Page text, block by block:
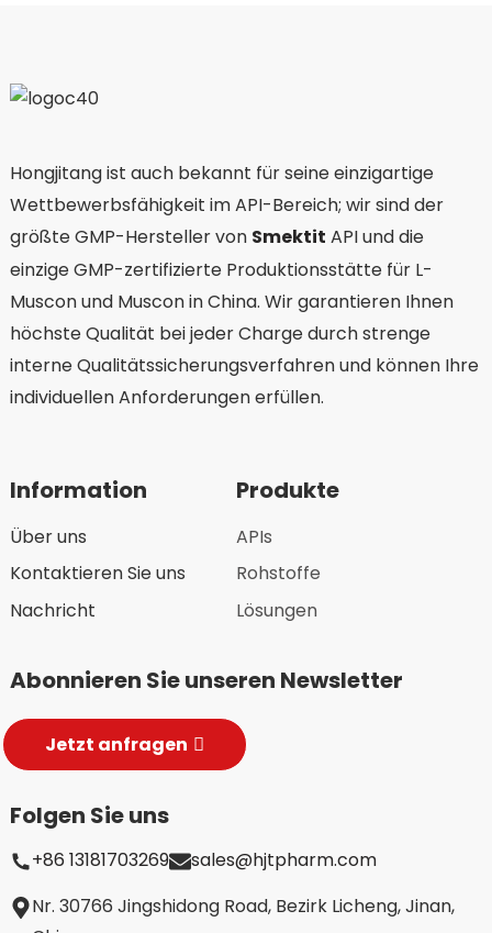
Hongjitang ist auch bekannt für seine einzigartige
Wettbewerbsfähigkeit im API-Bereich; wir sind der
größte GMP-Hersteller von Smektit API und die
einzige GMP-zertifizierte Produktionsstätte für L-
Muscon und Muscon in China. Wir garantieren Ihnen
höchste Qualität bei jeder Charge durch strenge
interne Qualitätssicherungsverfahren und können Ihre
individuellen Anforderungen erfüllen.
Information
Über uns
Kontaktieren Sie uns
Nachricht
Produkte
APIs
Rohstoffe
Lösungen
Abonnieren Sie unseren Newsletter
Jetzt anfragen
Folgen Sie uns
+86 13181703269
sales@hjtpharm.com
Nr. 30766 Jingshidong Road, Bezirk Licheng, Jinan,